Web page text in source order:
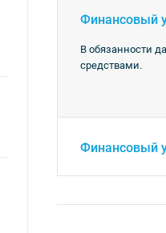
Финансовый
В обязанности
средствами.
Финансовый